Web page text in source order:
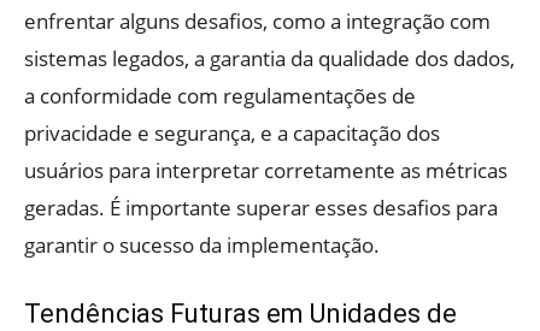
enfrentar alguns desafios, como a integração com
sistemas legados, a garantia da qualidade dos dados,
a conformidade com regulamentações de
privacidade e segurança, e a capacitação dos
usuários para interpretar corretamente as métricas
geradas. É importante superar esses desafios para
garantir o sucesso da implementação.
Tendências Futuras em Unidades de